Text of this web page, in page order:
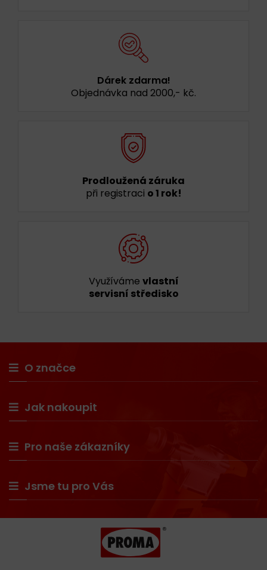
Dárek zdarma!
Objednávka nad 2000,- kč.
Prodloužená záruka
při registraci o 1 rok!
Využíváme vlastní
servisní středisko
O značce
Jak nakoupit
Pro naše zákazníky
Jsme tu pro Vás